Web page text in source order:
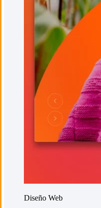
Diseño Web